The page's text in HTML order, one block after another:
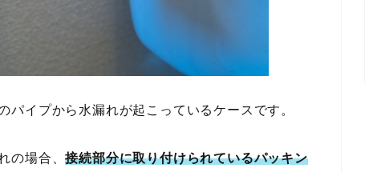
パイプから水漏れが起こっているケースです。
の場合、接続部分に取り付けられているパッキン